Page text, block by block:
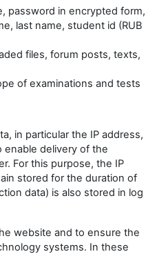
password in encrypted form,
last name, student id (RUB
files, forum posts, texts,
of examinations and tests
in particular the IP address,
enable delivery of the
For this purpose, the IP
stored for the duration of
data) is also stored in log
website and to ensure the
systems. In these